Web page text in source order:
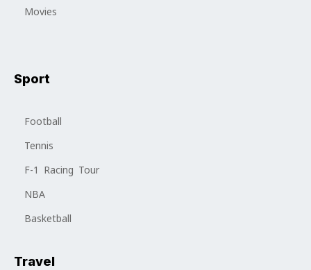
Movies
Sport
Football
Tennis
F-1 Racing Tour
NBA
Basketball
Travel